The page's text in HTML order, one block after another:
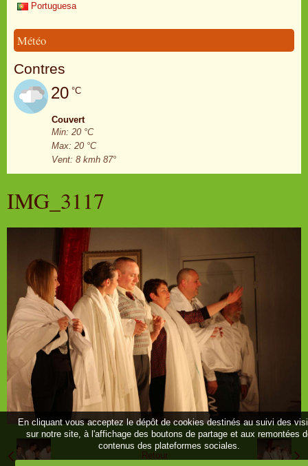
Portuguesa
Météo
Contres
20 °C
Couvert
Min: 20 °C
Max: 20 °C
Vent: 8 kmh 87°
IMG_3117
Retour
En cliquant vous acceptez le dépôt de cookies destinés au suivi des
sur notre site, à l'affichage des boutons de partage et aux remontées
contenus des plateformes sociales.